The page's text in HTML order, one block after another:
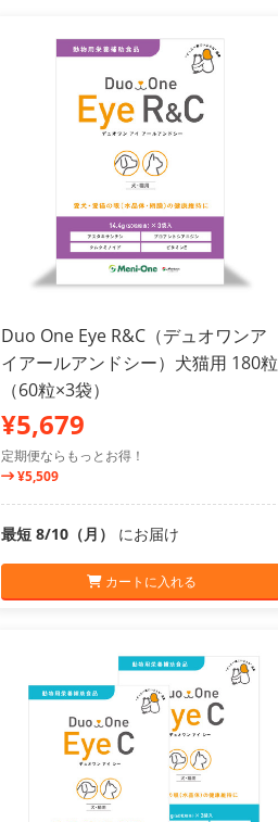
Duo One Eye R&C（デュオワンア
イアールアンドシー）犬猫用 180粒
（60粒×3袋）
¥5,679
定期便ならもっとお得！
¥5,509
最短 8/10（月） にお届け
カートに入れる